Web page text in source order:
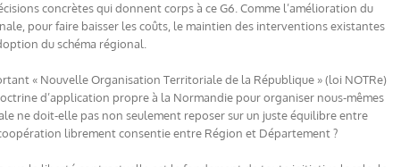
concrètes qui donnent corps à ce G6. Comme l’amélioration du
pour faire baisser les coûts, le maintien des interventions existantes
du schéma régional.
« Nouvelle Organisation Territoriale de la République » (loi NOTRe)
d’application propre à la Normandie pour organiser nous-mêmes
ne doit-elle pas non seulement reposer sur un juste équilibre entre
librement consentie entre Région et Département ?